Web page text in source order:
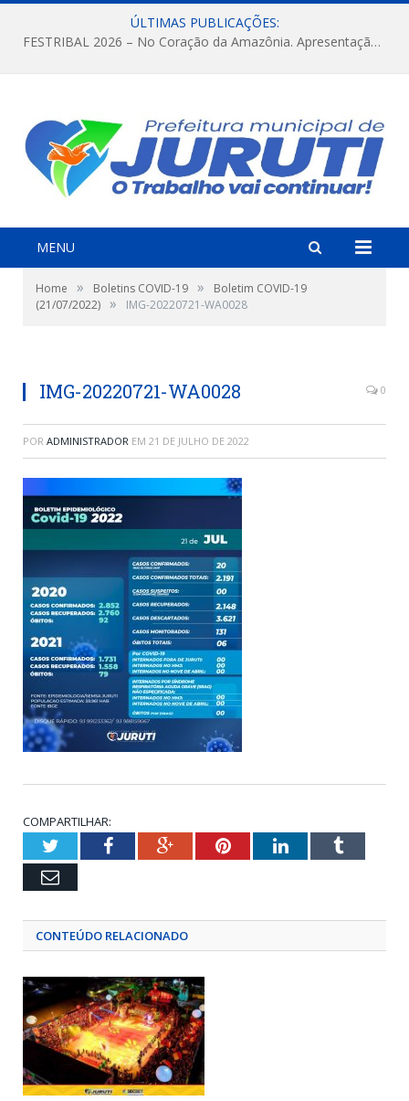
ÚLTIMAS PUBLICAÇÕES:
FESTRIBAL 2026 – No Coração da Amazônia. Apresentação da Munduruku.
MENU
Home » Boletins COVID-19 »
Boletim COVID-19
(21/07/2022) » IMG-20220721-WA0028
IMG-20220721-WA0028 0
POR ADMINISTRADOR EM 21 DE JULHO DE 2022
COMPARTILHAR:
TwitterFacebookGoogle+PinterestLinkedInTumblr
Email
CONTEÚDO RELACIONADO